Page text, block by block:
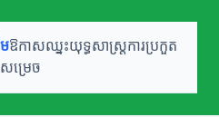
ឱកាសឈ្នះយុទ្ធសាស្ត្រការប្រកួត
ម្រេច